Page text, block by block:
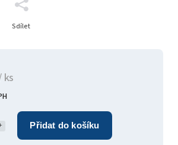
ks
Přidat do košíku
Sdílet